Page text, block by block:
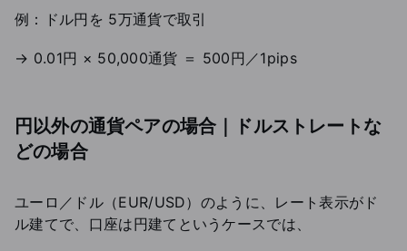
例：ドル円を 5万通貨で取引
→ 0.01円 × 50,000通貨 ＝ 500円／1pips
円以外の通貨ペアの場合｜ドルストレートな
どの場合
ユーロ／ドル（EUR/USD）のように、レート表示がド
ル建てで、口座は円建てというケースでは、